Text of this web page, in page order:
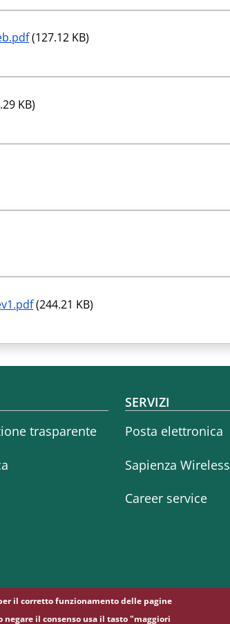
(127.12 KB)
KB)
(244.21 KB)
menu
trasparente
SERVIZI
Posta elettronica
Sapienza Wireless
Career service
il corretto funzionamento delle pagine
il consenso usa il tasto "maggiori